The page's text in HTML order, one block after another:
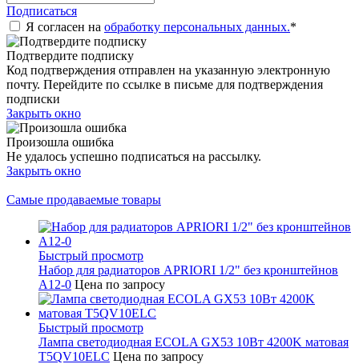
Подписаться
Я согласен на обработку персональных данных.*
Подтвердите подписку
Код подтверждения отправлен на указанную электронную
почту. Перейдите по ссылке в письме для подтверждения
подписки
Закрыть окно
Произошла ошибка
Не удалось успешно подписаться на рассылку.
Закрыть окно
Самые продаваемые товары
Быстрый просмотр
Набор для радиаторов APRIORI 1/2" без кронштейнов
A12-0 Цена по запросу
Быстрый просмотр
Лампа светодиодная ECOLA GX53 10Вт 4200K матовая
T5QV10ELC Цена по запросу